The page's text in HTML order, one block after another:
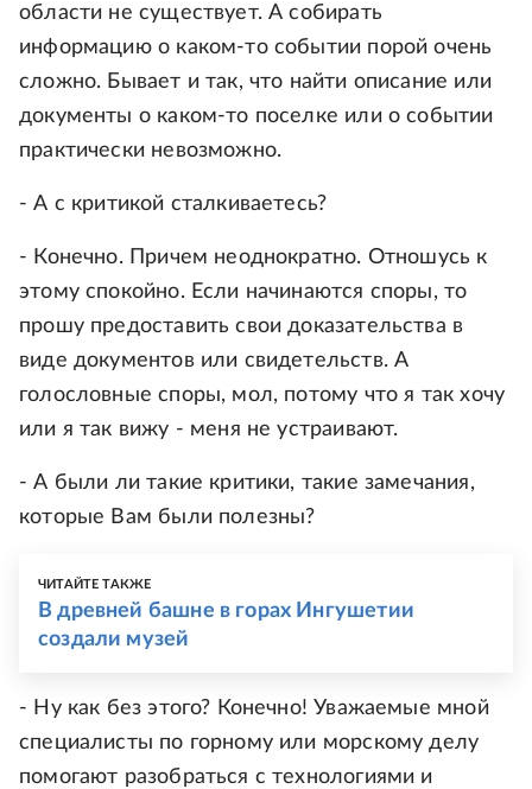
области не существует. А собирать
информацию о каком-то событии порой очень
сложно. Бывает и так, что найти описание или
документы о каком-то поселке или о событии
практически невозможно.
- А с критикой сталкиваетесь?
- Конечно. Причем неоднократно. Отношусь к
этому спокойно. Если начинаются споры, то
прошу предоставить свои доказательства в
виде документов или свидетельств. А
голословные споры, мол, потому что я так хочу
или я так вижу - меня не устраивают.
- А были ли такие критики, такие замечания,
которые Вам были полезны?
ЧИТАЙТЕ ТАКЖЕ
В древней башне в горах Ингушетии
создали музей
- Ну как без этого? Конечно! Уважаемые мной
специалисты по горному или морскому делу
помогают разобраться с технологиями и